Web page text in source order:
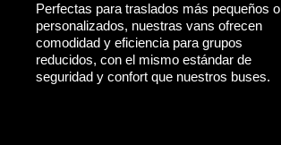
Perfectas para traslados más pequeños o
personalizados, nuestras vans ofrecen
comodidad y eficiencia para grupos
reducidos, con el mismo estándar de
seguridad y confort que nuestros buses.